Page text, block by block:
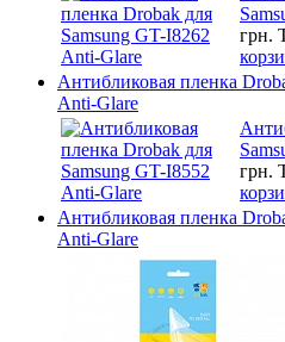
грн.
Антибликовая пленка
Anti-Glare
грн.
Антибликовая пленка
Anti-Glare